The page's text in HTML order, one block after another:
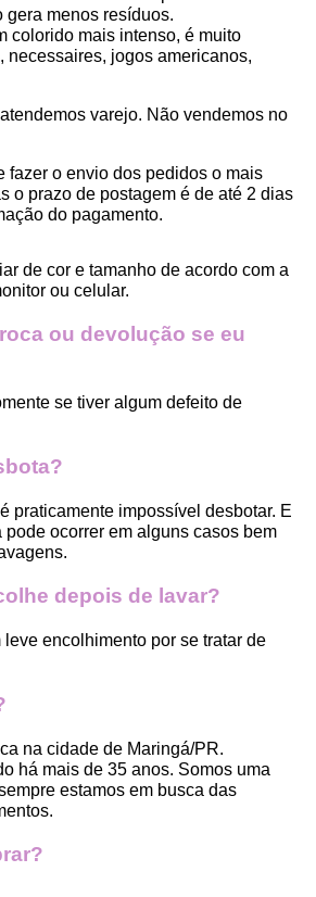
gera menos resíduos.
colorido mais intenso, é muito
necessaires, jogos americanos,
varejo. Não vendemos no
fazer o envio dos pedidos o mais
o prazo de postagem é de até 2 dias
do pagamento.
de cor e tamanho de acordo com a
ou celular.
ou devolução se eu
se tiver algum defeito de
praticamente impossível desbotar. E
pode ocorrer em alguns casos bem
depois de lavar?
leve encolhimento por se tratar de
na cidade de Maringá/PR.
há mais de 35 anos. Somos uma
estamos em busca das